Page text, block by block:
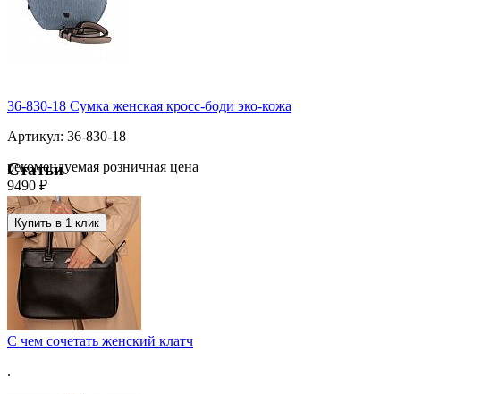
36-830-18 Сумка женская кросс-боди эко-кожа
Артикул: 36-830-18
рекомендуемая розничная цена
9490 ₽
Купить в 1 клик
Статьи
С чем сочетать женский клатч
.